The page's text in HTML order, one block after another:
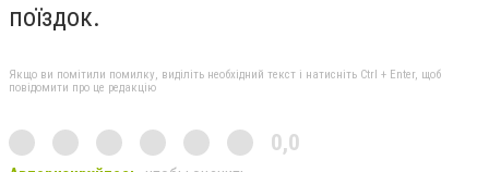
поїздок.
Якщо ви помітили помилку, виділіть необхідний текст і натисніть Ctrl + Enter, щоб
повідомити про це редакцію
0,0